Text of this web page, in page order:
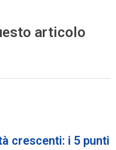
articolo
crescenti: i 5 punti